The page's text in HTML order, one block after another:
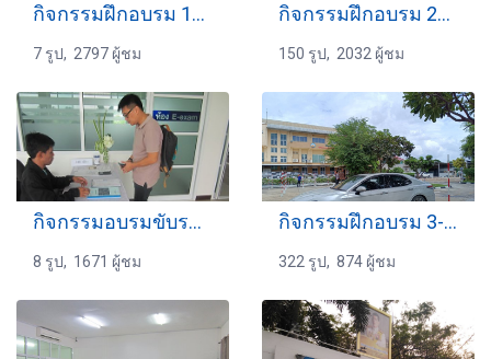
กิจกรรมฝึกอบรม 16-06-2559
7 รูป, 2797 ผู้ชม
กิจกรรมฝึกอบรม 26-11-2563
150 รูป, 2032 ผู้ชม
กิจกรรมอบรมขับรถ 19-07-2560
8 รูป, 1671 ผู้ชม
กิจกรรมฝึกอบรม 3-10-2567
322 รูป, 874 ผู้ชม